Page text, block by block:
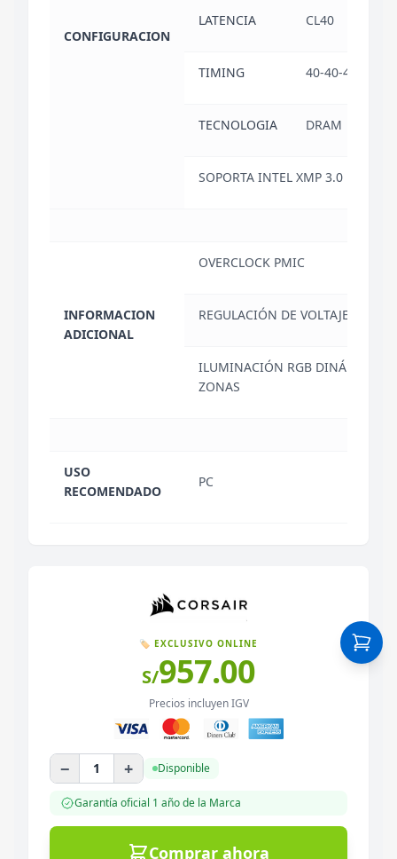
CONFIGURACION
LATENCIA CL40
TIMING 40-40-40-77
TECNOLOGIA DRAM
SOPORTA INTEL XMP 3.0
INFORMACION
ADICIONAL
OVERCLOCK PMIC
REGULACIÓN DE VOLTAJE
ILUMINACIÓN RGB DINÁMICA
ZONAS
USO
RECOMENDADO
PC
🏷️ EXCLUSIVO ONLINE
S/957.00
Precios incluyen IGV
− 1 + Disponible
Garantía oficial 1 añode la Marca
Comprar ahora